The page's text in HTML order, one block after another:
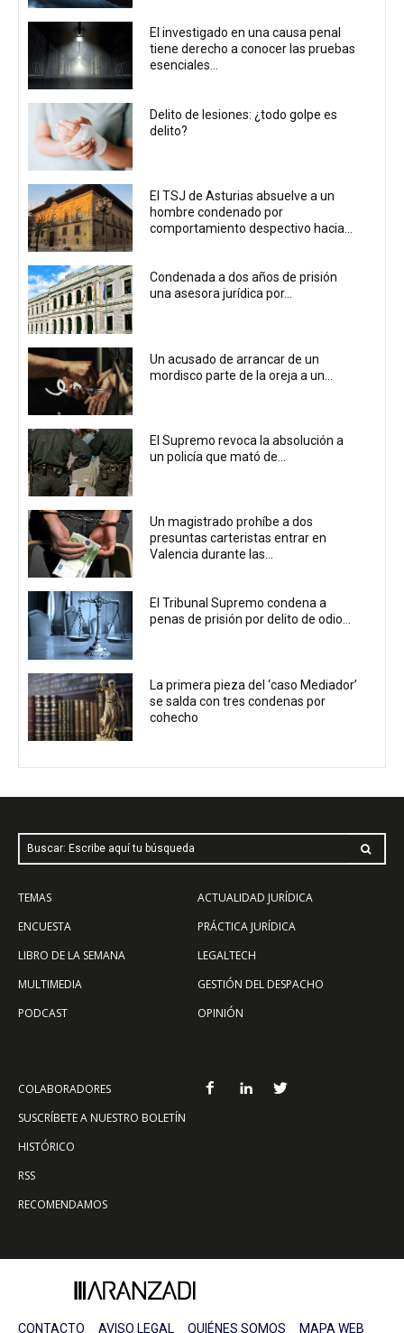
El investigado en una causa penal
tiene derecho a conocer las pruebas
esenciales...
Delito de lesiones: ¿todo golpe es
delito?
El TSJ de Asturias absuelve a un
hombre condenado por
comportamiento despectivo hacia...
Condenada a dos años de prisión
una asesora jurídica por...
Un acusado de arrancar de un
mordisco parte de la oreja a un...
El Supremo revoca la absolución a
un policía que mató de...
Un magistrado prohíbe a dos
presuntas carteristas entrar en
Valencia durante las...
El Tribunal Supremo condena a
penas de prisión por delito de odio...
La primera pieza del ‘caso Mediador’
se salda con tres condenas por
cohecho
Buscar: Escribe aquí tu búsqueda
TEMAS
ENCUESTA
LIBRO DE LA SEMANA
MULTIMEDIA
PODCAST
ACTUALIDAD JURÍDICA
PRÁCTICA JURÍDICA
LEGALTECH
GESTIÓN DEL DESPACHO
OPINIÓN
COLABORADORES
SUSCRÍBETE A NUESTRO BOLETÍN
HISTÓRICO
RSS
RECOMENDAMOS
CONTACTO AVISO LEGAL QUIÉNES SOMOS MAPA WEB